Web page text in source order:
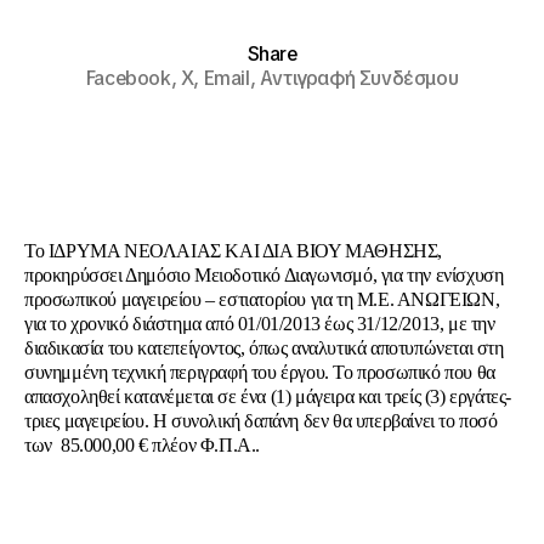
Share
Facebook,X, Email,Αντιγραφή Συνδέσμου
Το ΙΔΡΥΜΑ ΝΕΟΛΑΙΑΣ ΚΑΙ ΔΙΑ ΒΙΟΥ ΜΑΘΗΣΗΣ,
προκηρύσσει Δημόσιο Μειοδοτικό Διαγωνισμό, για την ενίσχυση
προσωπικού μαγειρείου – εστιατορίου για τη Μ.Ε. ΑΝΩΓΕΙΩΝ,
για το χρονικό διάστημα από 01/01/2013 έως 31/12/2013, με την
διαδικασία του κατεπείγοντος, όπως αναλυτικά αποτυπώνεται στη
συνημμένη τεχνική περιγραφή του έργου. Το προσωπικό που θα
απασχοληθεί κατανέμεται σε ένα (1) μάγειρα και τρείς (3) εργάτες-
τριες μαγειρείου. Η συνολική δαπάνη δεν θα υπερβαίνει το ποσό
των 85.000,00 € πλέον Φ.Π.Α..